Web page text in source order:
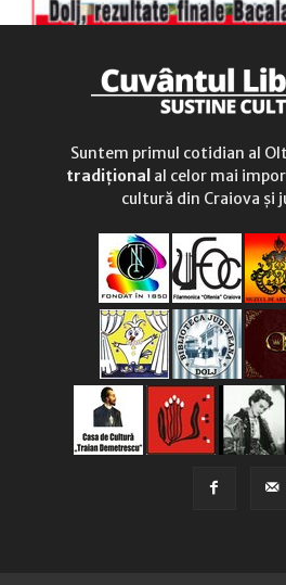
Suntem primul cotidian al
tradițional al celor mai
cultură din Craiova și